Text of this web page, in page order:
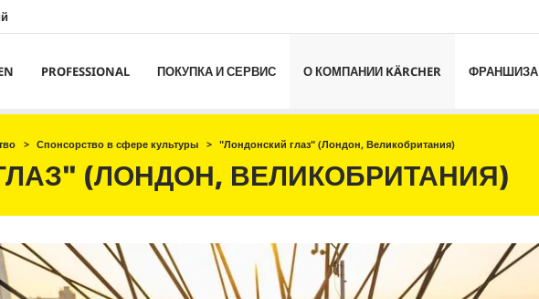
PROFESSIONAL ПОКУПКА И СЕРВИС О КОМПАНИИ KÄRCHER ФРАНШИЗА
Спонсорство в сфере культуры "Лондонский глаз" (Лондон, Великобритания)
(ЛОНДОН, ВЕЛИКОБРИТАНИЯ)